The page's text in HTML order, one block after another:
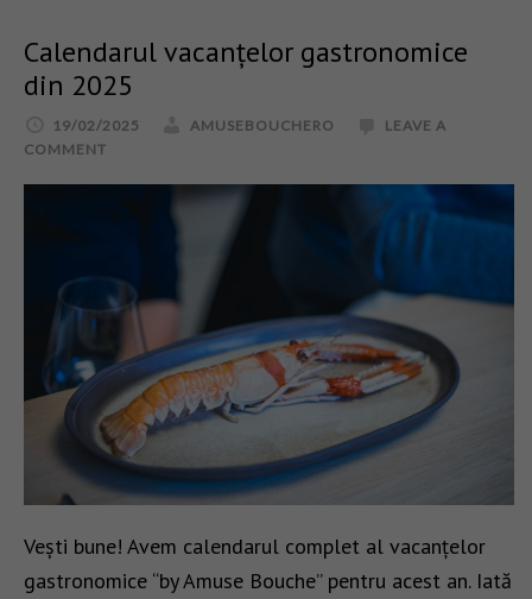
Calendarul vacanțelor gastronomice
din 2025
19/02/2025 AMUSEBOUCHERO
LEAVE A
COMMENT
Vești bune! Avem calendarul complet al vacanțelor
gastronomice “by Amuse Bouche” pentru acest an. Iată